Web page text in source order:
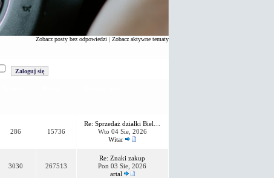
Zobacz posty bez odpowiedzi | Zobacz aktywne tematy
286 15736
Re: Sprzedaż działki Biel…
Wto 04 Sie, 2026
Witar
3030 267513
Re: Znaki zakup
Pon 03 Sie, 2026
artal